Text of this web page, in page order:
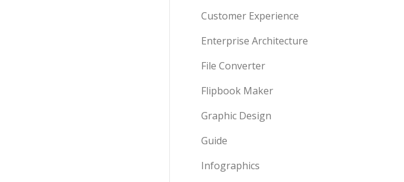
Customer Experience
Enterprise Architecture
File Converter
Flipbook Maker
Graphic Design
Guide
Infographics